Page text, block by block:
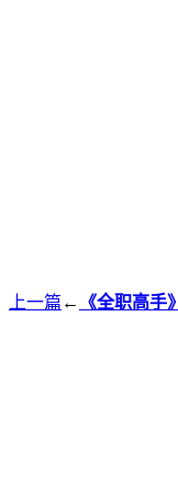
上一篇 ← 《全职高手》